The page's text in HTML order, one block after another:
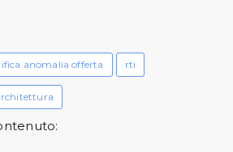
anomalia offerta rti